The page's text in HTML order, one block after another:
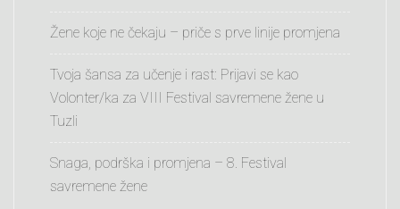
Žene koje ne čekaju – priče s prve linije promjena
Tvoja šansa za učenje i rast: Prijavi se kao
Volonter/ka za VIII Festival savremene žene u
Tuzli
Snaga, podrška i promjena – 8. Festival
savremene žene